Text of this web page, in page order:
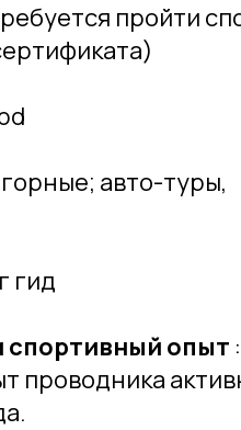
пройти
авто-туры,
гид
опыт
проводника